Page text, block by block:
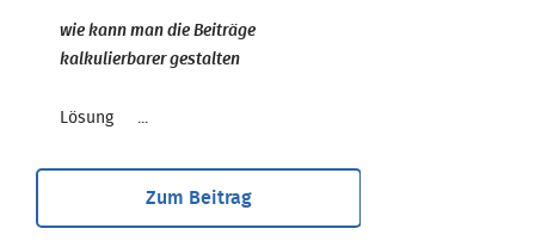
wie kann man die Beiträge
kalkulierbarer gestalten
Lösung ...
Zum Beitrag